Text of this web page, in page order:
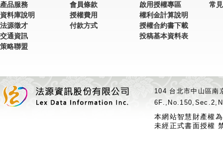
產品服務
資料庫說明
法源徵才
交通資訊
策略聯盟
會員條款
授權費用
付款方式
啟用授權專區
權利金計算說明
授權合約書下載
投稿基本資料表
常
104 台北市中山區
本網站智慧財產權
未經正式書面授權